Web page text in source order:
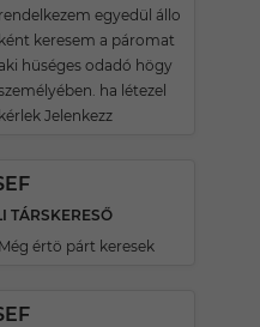
rendelkezem egyedül állo
ként keresem a páromat
aki hüséges odadó högy
ha létezel
kérlek Jelenkezz
TÁRSKERESŐ
Még értö párt keresek